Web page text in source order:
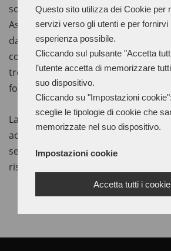
Questo sito utilizza dei Cookie per
servizi verso gli utenti e per fornirvi
esperienza possibile.
Cliccando sul pulsante "Accetta
l’utente accetta di memorizzare
suo dispositivo.
Cliccando su "Impostazioni
sceglie le tipologie di cookie che
memorizzate nel suo dispositivo.
Impostazioni cookie
Accetta tutti i cookie
sono le caratteristiche peculiari
Assistenza alla Clientela. È un
dal numero sempre in crescita di
composizione sempre più
trovare l’idea giusta per ognuno
fonte di grande soddisfazione.
La nostra è un’assistenza ad
accompagna l’utilizzatore in
serenità di avere la FAC GB
risolvere ogni problematica.